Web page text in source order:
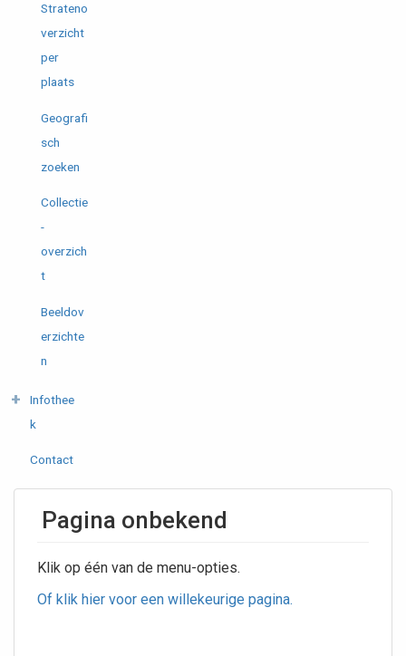
Strateno
verzicht
per
plaats
Geografi
sch
zoeken
Collectie
-
overzich
t
Beeldov
erzichte
n
Infothee
k
Contact
Pagina onbekend
Klik op één van de menu-opties.
Of klik hier voor een willekeurige pagina.